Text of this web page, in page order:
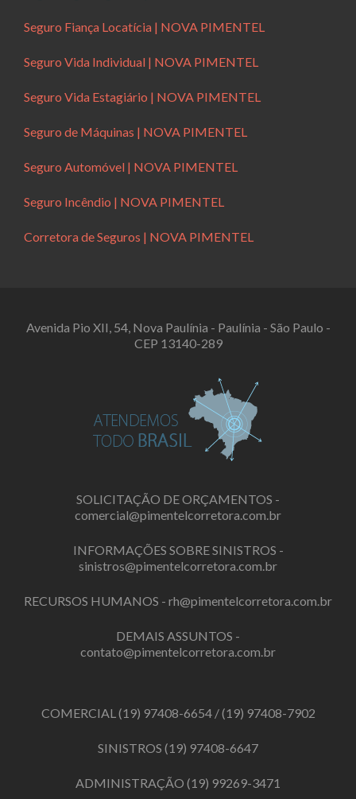
Seguro Fiança Locatícia | NOVA PIMENTEL
Seguro Vida Individual | NOVA PIMENTEL
Seguro Vida Estagiário | NOVA PIMENTEL
Seguro de Máquinas | NOVA PIMENTEL
Seguro Automóvel | NOVA PIMENTEL
Seguro Incêndio | NOVA PIMENTEL
Corretora de Seguros | NOVA PIMENTEL
Avenida Pio XII, 54, Nova Paulínia - Paulínia - São Paulo -
CEP 13140-289
SOLICITAÇÃO DE ORÇAMENTOS -
comercial@pimentelcorretora.com.br
INFORMAÇÕES SOBRE SINISTROS -
sinistros@pimentelcorretora.com.br
RECURSOS HUMANOS - rh@pimentelcorretora.com.br
DEMAIS ASSUNTOS -
contato@pimentelcorretora.com.br
COMERCIAL(19) 97408-6654/(19) 97408-7902
SINISTROS (19) 97408-6647
ADMINISTRAÇÃO (19) 99269-3471